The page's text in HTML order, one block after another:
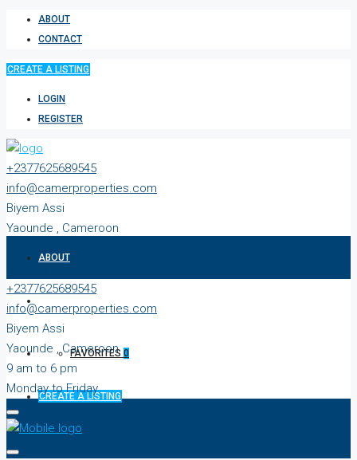
ABOUT
CONTACT
CREATE A LISTING
LOGIN
REGISTER
+2377625689545
info@camerproperties.com
Biyem Assi
Yaounde , Cameroon
ABOUT
FAVORITES 0
CREATE A LISTING
+2377625689545
info@camerproperties.com
Biyem Assi
Yaounde , Cameroon
9 am to 6 pm
Monday to Friday